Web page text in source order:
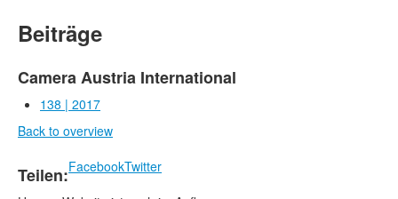
Shop
Datenschutz
Mediadaten
Bücher
Edition
Bibliothek
Camera Austria Preis
Fotoarchiv Pierre Bourdieu
Rechtliche Informationen
Beiträge
Camera Austria International
138 | 2017
Back to overview
Teilen:FacebookTwitter